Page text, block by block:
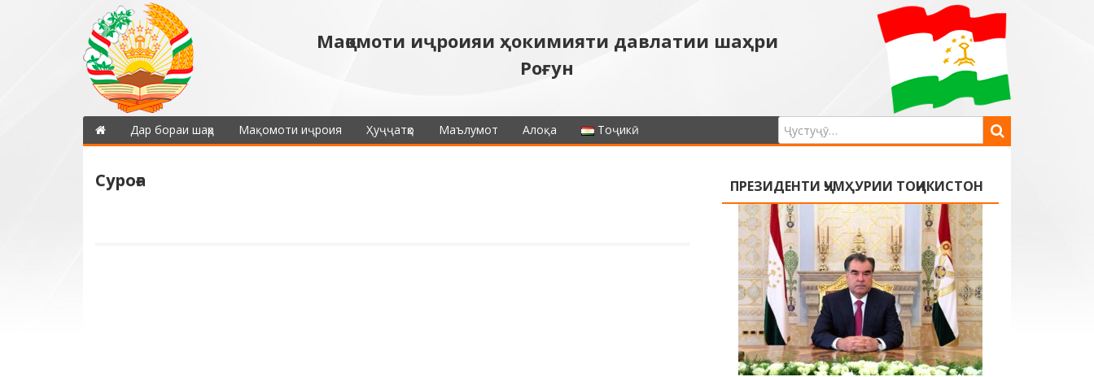
Мақомоти иҷроияи ҳокимияти давлатии шаҳри
Роғун
Дар бораи шаҳр Мақомоти иҷроия Ҳуҷҷатҳо Маълумот Алоқа Тоҷикӣ
Суроға ПРЕЗИДЕНТИ ҶУМҲУРИИ ТОҶИКИСТОН